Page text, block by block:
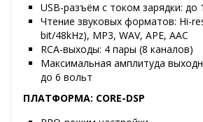
USB-разъём с током зарядки: до
Чтение звуковых форматов: Hi-
bit/48kHz), MP3, WAV, APE, AAC
RCA-выходы: 4 пары (8 каналов)
Максимальная амплитуда
до 6 вольт
ПЛАТФОРМА: CORE-DSP